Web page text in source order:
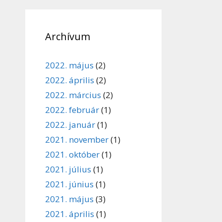
Archívum
2022. május (2)
2022. április (2)
2022. március (2)
2022. február(1)
2022. január(1)
2021. november(1)
2021. október(1)
2021. július (1)
2021. június (1)
2021. május (3)
2021. április (1)